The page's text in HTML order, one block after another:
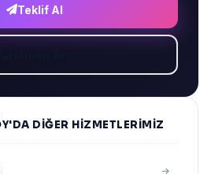
Teklif Al
DIĞER HIZMETLERIMIZ